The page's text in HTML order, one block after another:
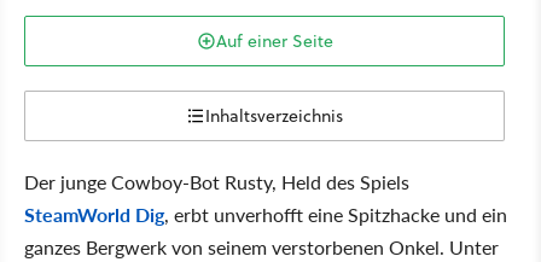
Auf einer Seite
Inhaltsverzeichnis
Der junge Cowboy-Bot Rusty, Held des Spiels
SteamWorld Dig, erbt unverhofft eine Spitzhacke und ein
ganzes Bergwerk von seinem verstorbenen Onkel. Unter